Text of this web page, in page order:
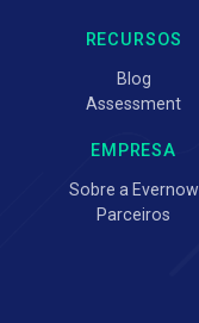
RECURSOS
Blog
Assessment
EMPRESA
Sobre a Evernow
Parceiros